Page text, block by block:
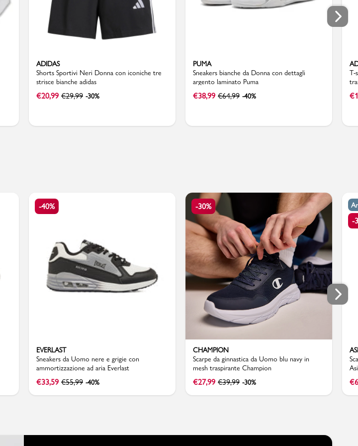
ADIDAS
Shorts Sportivi Neri Donna con iconiche tre
strisce bianche adidas
€20,99 €29,99 -30%
PUMA
Sneakers bianche da Donna con dettagli
argento laminato Puma
€38,99 €64,99 -40%
T-
€
-40%
EVERLAST
Sneakers da Uomo nere e grigie con
ammortizzazione ad aria Everlast
€33,59 €55,99 -40%
-30%
CHAMPION
Scarpe da ginnastica da Uomo blu navy in
mesh traspirante Champion
€27,99 €39,99 -30%
-
€